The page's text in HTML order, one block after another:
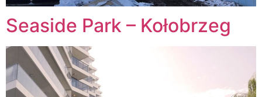
Seaside Park – Kołobrzeg